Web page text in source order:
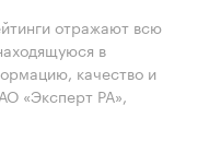
отражают всю
в
качество и
«Эксперт РА»,